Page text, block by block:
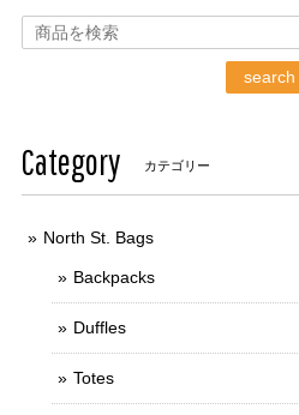
search
Category カテゴリー
North St. Bags
Backpacks
Duffles
Totes